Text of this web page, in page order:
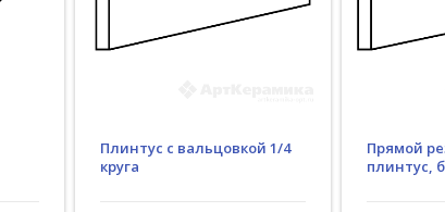
Плинтус с вальцовкой 1/4
круга
Прямой
плинтус,